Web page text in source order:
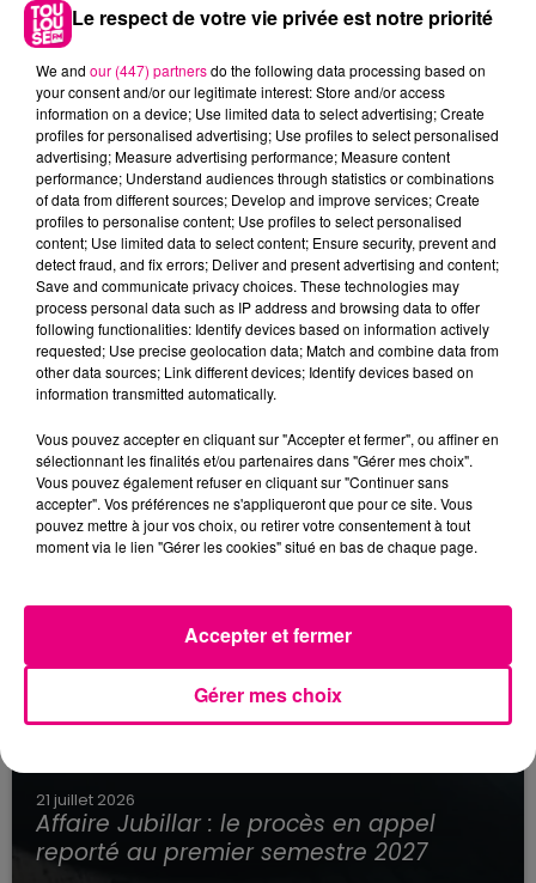
22 juillet 2026
Toulouse : circulation perturbée dans le
secteur François Verdier...
21 juillet 2026
Affaire Jubillar : le procès en appel
reporté au premier semestre 2027
Le respect de votre vie privée est notre priorité
We and our (447) partnersdo the following data processing based on
your consent and/or our legitimate interest: Store and/or access
information on a device; Use limited data to select advertising; Create
profiles for personalised advertising; Use profiles to select personalised
advertising; Measure advertising performance; Measure content
performance; Understand audiences through statistics or combinations
of data from different sources; Develop and improve services; Create
profiles to personalise content; Use profiles to select personalised
content; Use limited data to select content; Ensure security, prevent and
detect fraud, and fix errors; Deliver and present advertising and content;
Save and communicate privacy choices. These technologies may
process personal data such as IP address and browsing data to offer
following functionalities: Identify devices based on information actively
requested; Use precise geolocation data; Match and combine data from
other data sources; Link different devices; Identify devices based on
information transmitted automatically.
Vous pouvez accepter en cliquant sur "Accepter et fermer", ou affiner en
sélectionnant les finalités et/ou partenaires dans "Gérer mes choix".
Vous pouvez également refuser en cliquant sur "Continuer sans
accepter". Vos préférences ne s'appliqueront que pour ce site. Vous
pouvez mettre à jour vos choix, ou retirer votre consentement à tout
moment via le lien "Gérer les cookies" situé en bas de chaque page.
Gérer mes choix
Accepter et fermer